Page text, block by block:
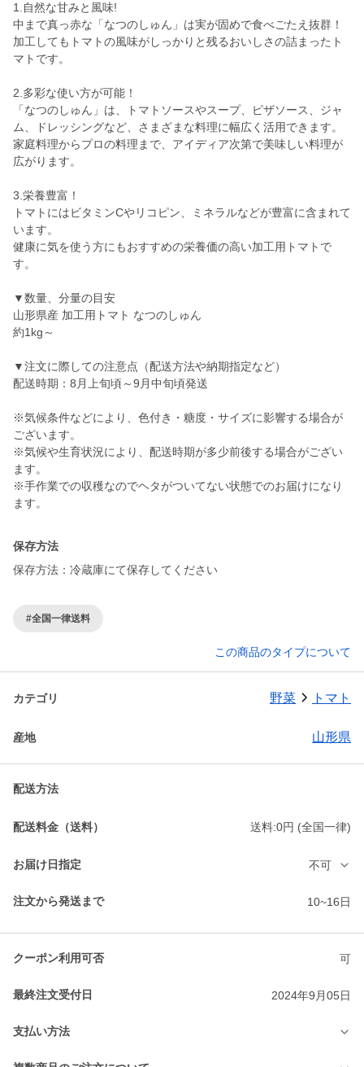
1.自然な甘みと風味!
中まで真っ赤な「なつのしゅん」は実が固めで食べごたえ抜群！
加工してもトマトの風味がしっかりと残るおいしさの詰まったト
マトです。
2.多彩な使い方が可能！
「なつのしゅん」は、トマトソースやスープ、ピザソース、ジャ
ム、ドレッシングなど、さまざまな料理に幅広く活用できます。
家庭料理からプロの料理まで、アイディア次第で美味しい料理が
広がります。
3.栄養豊富！
トマトにはビタミンCやリコピン、ミネラルなどが豊富に含まれて
います。
健康に気を使う方にもおすすめの栄養価の高い加工用トマトで
す。
▼数量、分量の目安
山形県産 加工用トマト なつのしゅん
約1kg～
▼注文に際しての注意点（配送方法や納期指定など）
配送時期：8月上旬頃～9月中旬頃発送
※気候条件などにより、色付き・糖度・サイズに影響する場合が
ございます。
※気候や生育状況により、配送時期が多少前後する場合がござい
ます。
※手作業での収穫なのでヘタがついてない状態でのお届けになり
保存方法
保存方法：冷蔵庫にて保存してください
#全国一律送料
この商品のタイプについて
カテゴリ 野菜 トマト
産地 山形県
配送方法
配送料金（送料） 送料:0円 (全国一律)
お届け日指定 不可
注文から発送まで 10~16日
クーポン利用可否 可
最終注文受付日 2024年9月05日
支払い方法